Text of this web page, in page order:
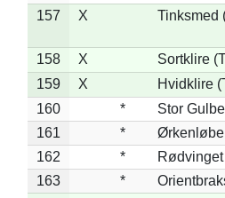
157
X Tinksmed
158 X
Sortklire
159
X
Hvidklire
160
*
Stor
161
*
162
*
163
*